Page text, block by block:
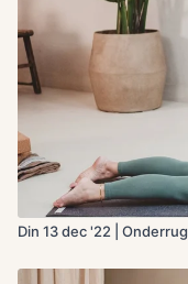
Din 13 dec '22 | Onderrug